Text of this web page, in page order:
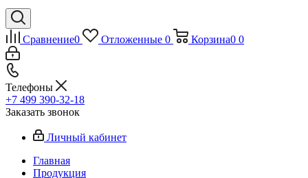
Сравнение0 Отложенные 0 Корзина0 0
Телефоны
+7 499 390-32-18
Заказать звонок
Личный кабинет
Главная
Продукция